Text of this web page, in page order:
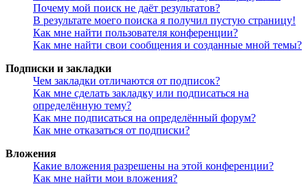
Почему мой поиск не даёт результатов?
В результате моего поиска я получил пустую страницу!
Как мне найти пользователя конференции?
Как мне найти свои сообщения и созданные мной темы?
Подписки и закладки
Чем закладки отличаются от подписок?
Как мне сделать закладку или подписаться на
определённую тему?
Как мне подписаться на определённый форум?
Как мне отказаться от подписки?
Вложения
Какие вложения разрешены на этой конференции?
Как мне найти мои вложения?